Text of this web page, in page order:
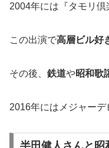
2004年には『タモリ倶
この出演で高層ビル好
その後、 鉄道や昭和歌
2016年にはメジャーデ